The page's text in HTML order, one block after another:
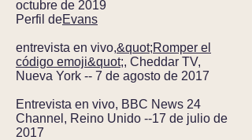
octubre de 2019
Perfil deEvans
entrevista en vivo,&quot;Romper el
código emoji&quot;, Cheddar TV,
Nueva York -- 7 de agosto de 2017
Entrevista en vivo, BBC News 24
Channel, Reino Unido --17 de julio de
2017